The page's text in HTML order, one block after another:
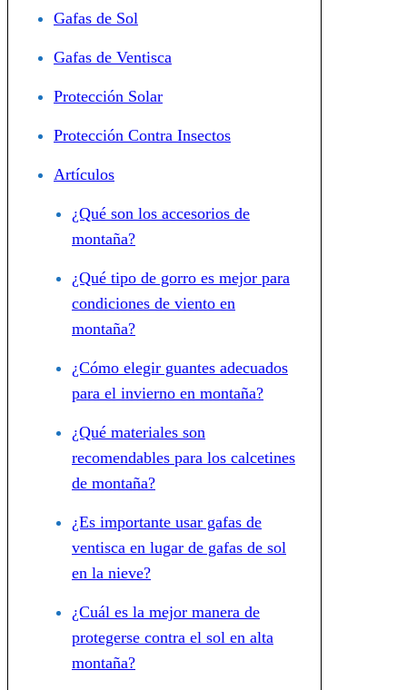
Gafas de Sol
Gafas de Ventisca
Protección Solar
Protección Contra Insectos
Artículos
¿Qué son los accesorios de
montaña?
¿Qué tipo de gorro es mejor para
condiciones de viento en
montaña?
¿Cómo elegir guantes adecuados
para el invierno en montaña?
¿Qué materiales son
recomendables para los calcetines
de montaña?
¿Es importante usar gafas de
ventisca en lugar de gafas de sol
en la nieve?
¿Cuál es la mejor manera de
protegerse contra el sol en alta
montaña?